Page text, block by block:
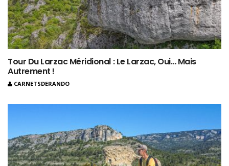
Tour Du Larzac Méridional : Le Larzac, Oui… Mais
Autrement !
CARNETSDERANDO